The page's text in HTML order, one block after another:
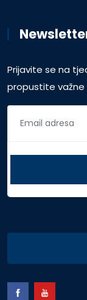
Prijavite se na
propustite važne